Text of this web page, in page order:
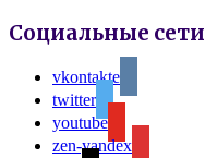
Социальные сети
vkontakte
twitter
youtube
zen-yandex